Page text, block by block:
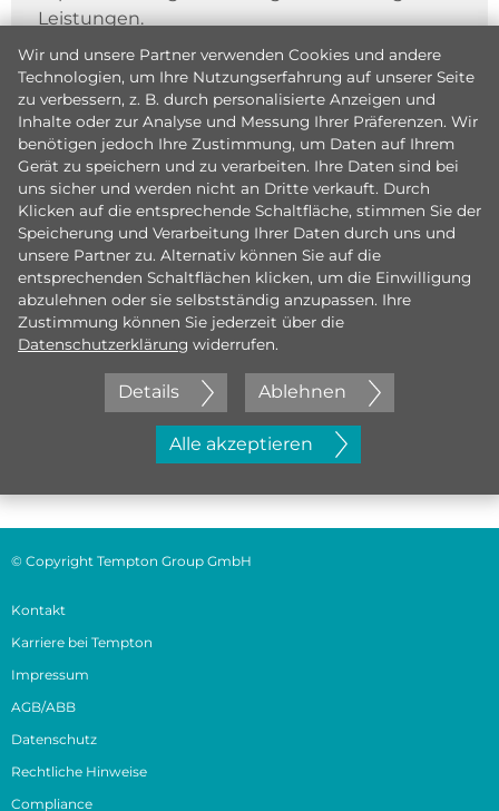
Leistungen.
Jetzt initiativ bewerben
Wir und unsere Partner verwenden Cookies und andere
Technologien, um Ihre Nutzungserfahrung auf unserer Seite
zu verbessern, z. B. durch personalisierte Anzeigen und
Inhalte oder zur Analyse und Messung Ihrer Präferenzen. Wir
benötigen jedoch Ihre Zustimmung, um Daten auf Ihrem
Gerät zu speichern und zu verarbeiten. Ihre Daten sind bei
uns sicher und werden nicht an Dritte verkauft. Durch
Klicken auf die entsprechende Schaltfläche, stimmen Sie der
Speicherung und Verarbeitung Ihrer Daten durch uns und
unsere Partner zu. Alternativ können Sie auf die
entsprechenden Schaltflächen klicken, um die Einwilligung
abzulehnen oder sie selbstständig anzupassen. Ihre
Zustimmung können Sie jederzeit über die
Datenschutzerklärung widerrufen.
Details Ablehnen
Alle akzeptieren
© Copyright Tempton Group GmbH
Kontakt
Karriere bei Tempton
Impressum
AGB/ABB
Datenschutz
Rechtliche Hinweise
Compliance